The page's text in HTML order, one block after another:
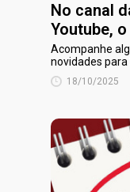
No canal
Youtube,
Acompanhe
novidades para
18/10/2025